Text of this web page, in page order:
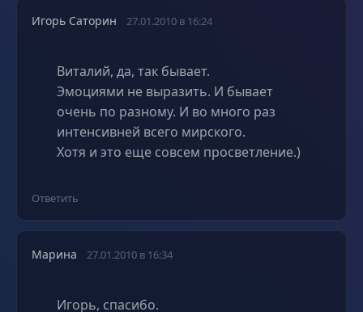
Игорь Саторин 27.01.2010 в 16:24
Виталий, да, так бывает.
Эмоциями не выразить. И бывает
очень по разному. И во много раз
интенсивней всего мирского.
Хотя и это еще совсем просветление.)
Ответить
Марина 27.01.2010 в 16:34
Игорь, спасибо.